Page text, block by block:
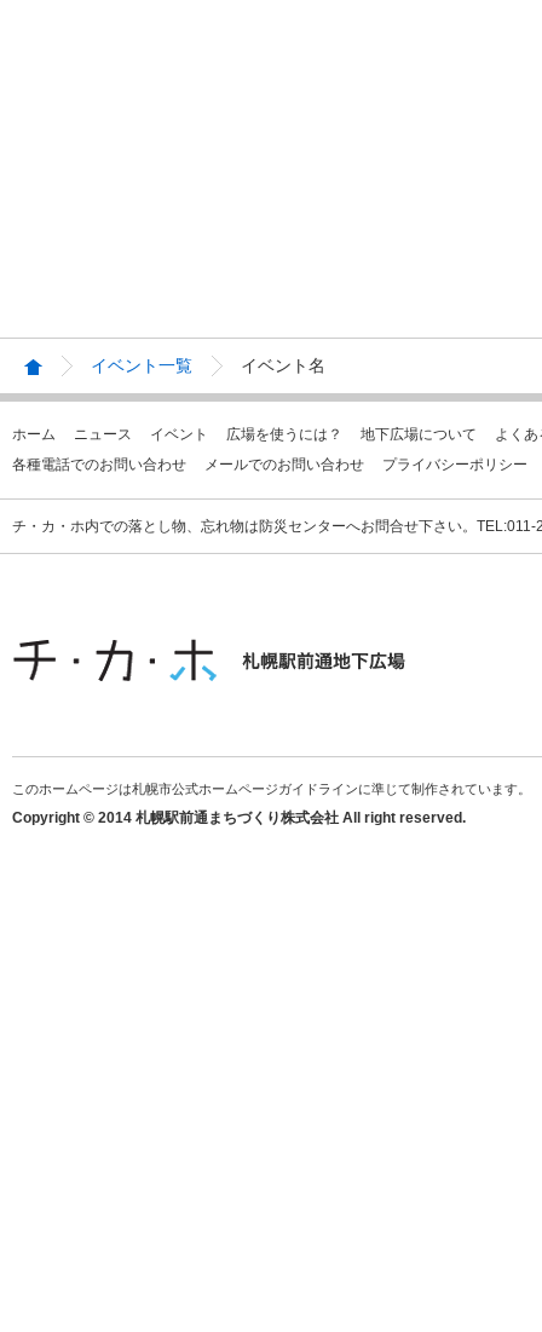
イベント一覧 イベント名
ホーム ニュース イベント 広場を使うには？ 地下広場について
よく
各種電話でのお問い合わせ
メールでのお問い合わせ プライバシーポリシー
チ・カ・ホ内での落とし物、忘れ物は防災センターへお問合せ下さい。
このホームページは札幌市公式ホームページガイドラインに準じて制作されています。
Copyright © 2014 札幌駅前通まちづくり株式会社 All right reserved.